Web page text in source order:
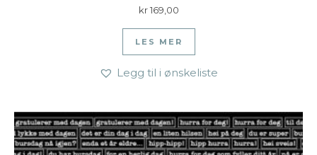
kr169,00
LES MER
Legg til i ønskeliste